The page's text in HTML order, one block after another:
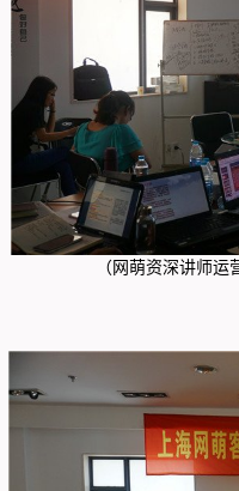
（网萌资深讲师